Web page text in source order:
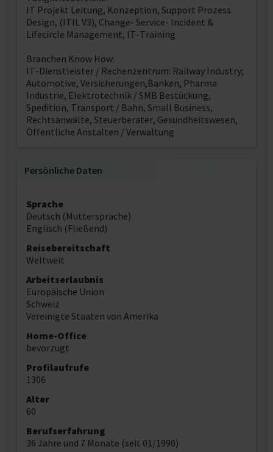
IT Projekt Leitung, Konzeption, Support Prozess
Design, (ITIL V3), Change- Service- Incident &
Lifecircle Management, IT-Training
Branchen Know How:
IT-Dienstleister / Rechenzentrum: Railway Industry;
Automotive, Versicherungen,Banken, Pharma
Industrie, Elektrotechnik / SMB Bestückung,
Spedition, Transport / Bahn, Small Business,
Rechtsanwälte, Steuerberater, Gesundheitswesen,
Öffentliche Anstalten / Verwaltung
Persönliche Daten
Sprache
Deutsch (Muttersprache)
Englisch (Fließend)
Reisebereitschaft
Weltweit
Arbeitserlaubnis
Europäische Union
Schweiz
Vereinigte Staaten von Amerika
Home-Office
bevorzugt
Profilaufrufe
1306
Alter
60
Berufserfahrung
36 Jahre und 7 Monate (seit 01/1990)